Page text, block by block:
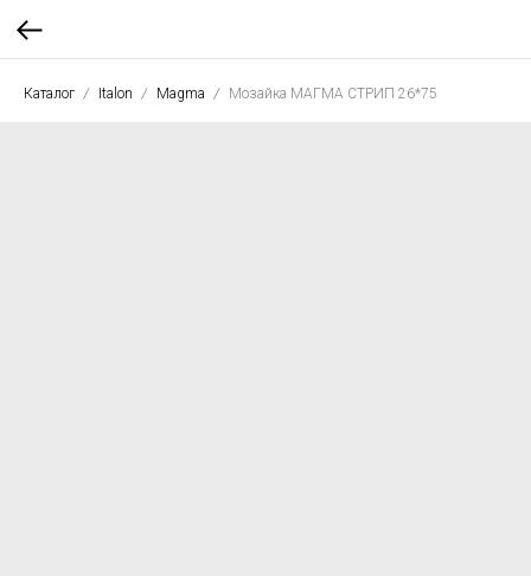
Каталог Italon Magma Мозайка МАГМА СТРИП 26*75